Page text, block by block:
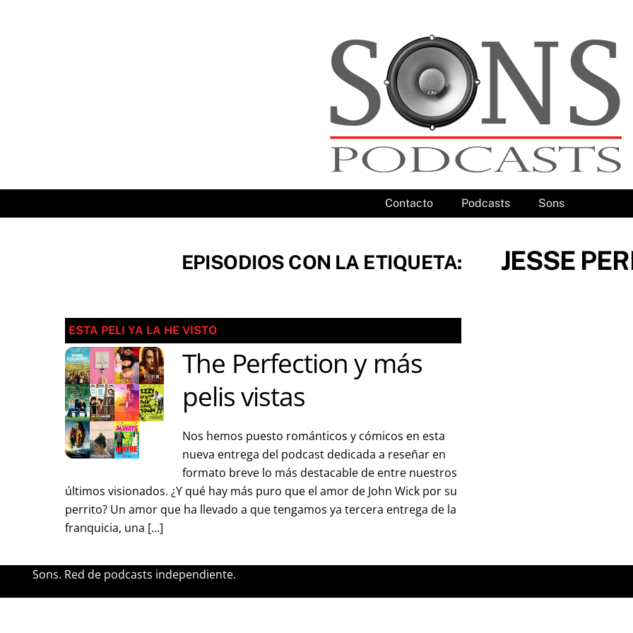
Contacto Podcasts Sons
EPISODIOS CON LA ETIQUETA: JESSE
ESTA PELI YA LA HE VISTO
The Perfection y más
pelis vistas
Nos hemos puesto románticos y cómicos en esta
nueva entrega del podcast dedicada a reseñar en
formato breve lo más destacable de entre nuestros
últimos visionados. ¿Y qué hay más puro que el amor de John Wick por su
perrito? Un amor que ha llevado a que tengamos ya tercera entrega de la
franquicia, una […]
Sons. Red de podcasts independiente.